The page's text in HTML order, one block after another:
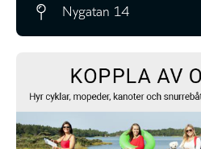
Nygatan 14